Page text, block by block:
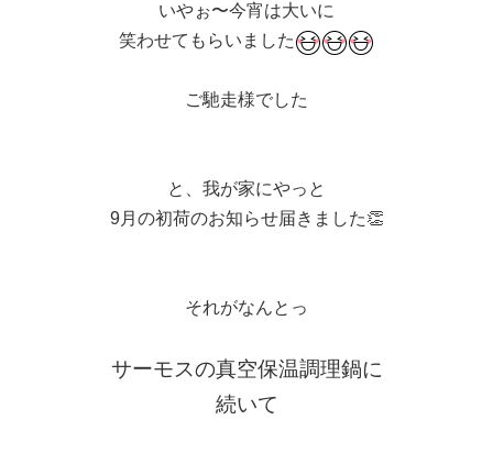
いやぉ〜今宵は大いに
笑わせてもらいました
ご馳走様でした
と、我が家にやっと
9月の初荷のお知らせ届きました👏
それがなんとっ
サーモスの真空保温調理鍋に
続いて